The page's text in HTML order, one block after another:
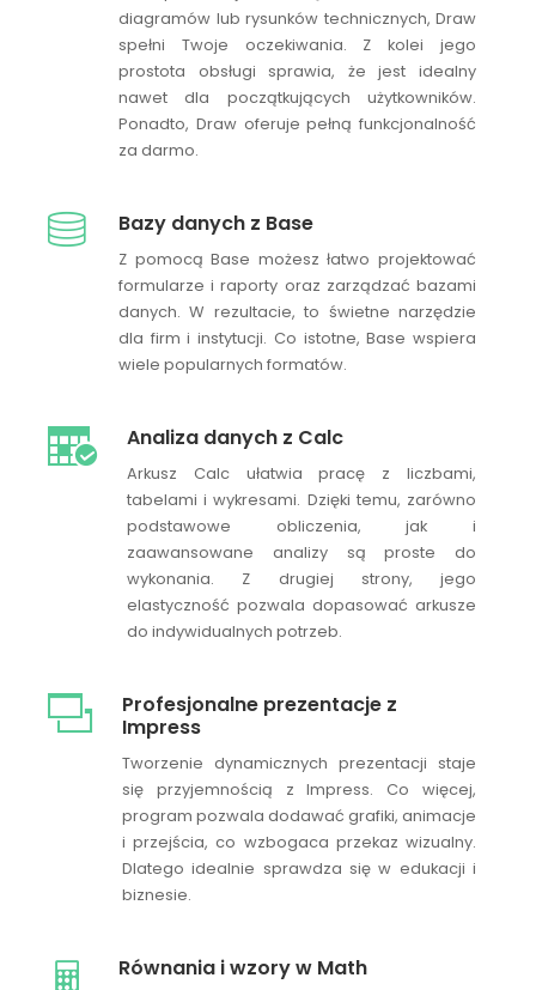
diagramów lub rysunków technicznych, Draw
spełni Twoje oczekiwania. Z kolei jego
prostota obsługi sprawia, że jest idealny
nawet dla początkujących użytkowników.
Ponadto, Draw oferuje pełną funkcjonalność
za darmo.
Bazy danych z Base
Z pomocą Base możesz łatwo projektować
formularze i raporty oraz zarządzać bazami
danych. W rezultacie, to świetne narzędzie
dla firm i instytucji. Co istotne, Base wspiera
wiele popularnych formatów.
Analiza danych z Calc
Arkusz Calc ułatwia pracę z liczbami,
tabelami i wykresami. Dzięki temu, zarówno
podstawowe obliczenia, jak i
zaawansowane analizy są proste do
wykonania. Z drugiej strony, jego
elastyczność pozwala dopasować arkusze
do indywidualnych potrzeb.
Profesjonalne prezentacje z
Impress
Tworzenie dynamicznych prezentacji staje
się przyjemnością z Impress. Co więcej,
program pozwala dodawać grafiki, animacje
i przejścia, co wzbogaca przekaz wizualny.
Dlatego idealnie sprawdza się w edukacji i
biznesie.
Równania i wzory w Math